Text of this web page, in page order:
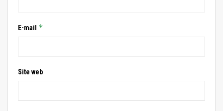
E-mail *
Site web